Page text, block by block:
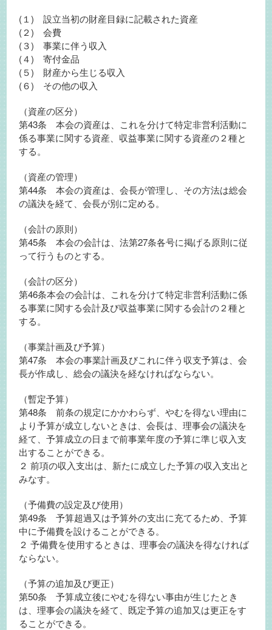
(１) 設立当初の財産目録に記載された資産
(２) 会費
(３) 事業に伴う収入
(４) 寄付金品
(５) 財産から生じる収入
(６) その他の収入
（資産の区分）
第43条 本会の資産は、これを分けて特定非営利活動に
係る事業に関する資産、収益事業に関する資産の２種と
する。
（資産の管理）
第44条 本会の資産は、会長が管理し、その方法は総会
の議決を経て、会長が別に定める。
（会計の原則）
第45条 本会の会計は、法第27条各号に掲げる原則に従
って行うものとする。
（会計の区分）
第46条本会の会計は、これを分けて特定非営利活動に係
る事業に関する会計及び収益事業に関する会計の２種と
する。
（事業計画及び予算）
第47条 本会の事業計画及びこれに伴う収支予算は、会
長が作成し、総会の議決を経なければならない。
（暫定予算）
第48条 前条の規定にかかわらず、やむを得ない理由に
より予算が成立しないときは、会長は、理事会の議決を
経て、予算成立の日まで前事業年度の予算に準じ収入支
出することができる。
２ 前項の収入支出は、新たに成立した予算の収入支出と
みなす。
（予備費の設定及び使用）
第49条 予算超過又は予算外の支出に充てるため、予算
中に予備費を設けることができる。
２ 予備費を使用するときは、理事会の議決を得なければ
ならない。
（予算の追加及び更正）
第50条 予算成立後にやむを得ない事由が生じたとき
は、理事会の議決を経て、既定予算の追加又は更正をす
ることができる。